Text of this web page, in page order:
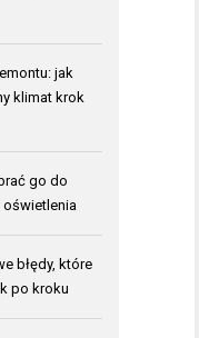
jak
klimat krok
go do
błędy, które
po kroku